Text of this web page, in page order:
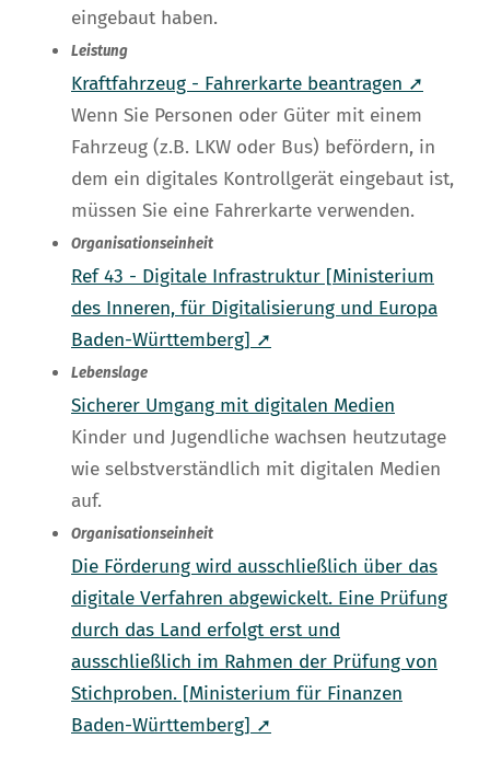
eingebaut haben.
Leistung
Kraftfahrzeug - Fahrerkarte beantragen ➚
Wenn Sie Personen oder Güter mit einem
Fahrzeug (z.B. LKW oder Bus) befördern, in
dem ein digitales Kontrollgerät eingebaut ist,
müssen Sie eine Fahrerkarte verwenden.
Organisationseinheit
Ref 43 - Digitale Infrastruktur [Ministerium
des Inneren, für Digitalisierung und Europa
Baden-Württemberg] ➚
Lebenslage
Sicherer Umgang mit digitalen Medien
Kinder und Jugendliche wachsen heutzutage
wie selbstverständlich mit digitalen Medien
auf.
Organisationseinheit
Die Förderung wird ausschließlich über das
digitale Verfahren abgewickelt. Eine Prüfung
durch das Land erfolgt erst und
ausschließlich im Rahmen der Prüfung von
Stichproben. [Ministerium für Finanzen
Baden-Württemberg] ➚